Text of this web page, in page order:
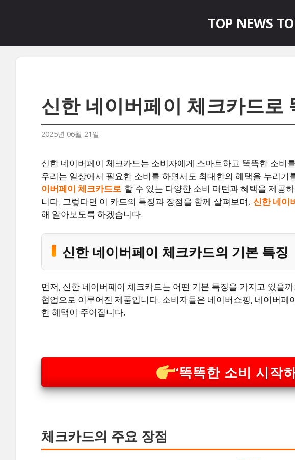
로
TOP NEWS
신한 네이버페이 체크카드로
2025년 06월 21일
신한 네이버페이 체크카드는 소비자에게 스마트하고 똑똑한 소비
우리는 일상에서 필요한 소비를 하면서도 최대한의 혜택을 누리기
이버페이 체크카드로 할 수 있는 다양한 소비 패턴과 혜택을 제공
니다. 그렇다면 이 카드의 특징과 장점을 함께 살펴보며, 신한 네이
해 알아보도록 하겠습니다.
신한 네이버페이 체크카드의 기본 특징
먼저, 신한 네이버페이 체크카드는 어떤 기본 특징을 가지고 있을
협업으로 이루어진 제품입니다. 소비자들은 네이버쇼핑, 네이버페
한 혜택이 주어집니다.
“똑똑한 소비 시작
체크카드의 주요 장점